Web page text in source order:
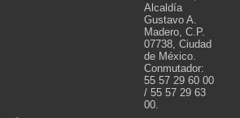
Alcaldía
Gustavo A.
Madero, C.P.
07738, Ciudad
de México.
Conmutador:
55 57 29 60 00
/ 55 57 29 63
00.